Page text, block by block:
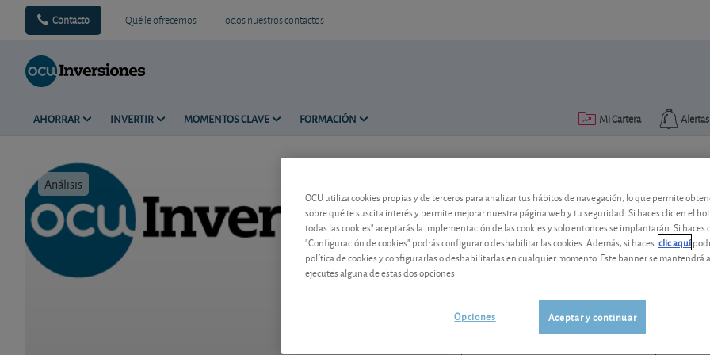
Contacto Qué le ofrecemos Todos nuestros contactos
AHORRAR INVERTIR MOMENTOS CLAVE FORMACIÓN Alertas
Mi Cartera
Análisis
Vidrala: los rumores
Tras los rumores especulativos que
espera a este fabricante español de
OCU utiliza cookies propias y de terceros para analizar tus hábitos de navegación, lo que permite
sobre qué te suscita interés y permite mejorar nuestra página web y tu seguridad. Si haces clic en el
todas las cookies" aceptarás la implementación de las cookies y solo entonces se implantarán. Si haces
"Configuración de cookies" podrás configurar o deshabilitar las cookies. Además, si haces clic aquí
política de cookies y configurarlas o deshabilitarlas en cualquier momento. Este banner se mantendrá
ejecutes alguna de estas dos opciones.
Aceptar y continuar
Opciones